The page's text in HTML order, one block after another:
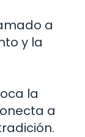
a
y la
la
a